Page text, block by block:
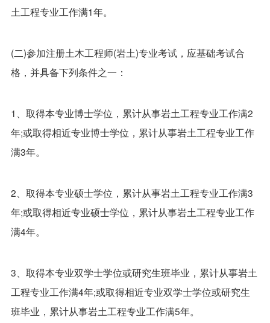
土工程专业工作满1年。
(二)参加注册土木工程师(岩土)专业考试，应基础考试合
格，并具备下列条件之一：
1、取得本专业博士学位，累计从事岩土工程专业工作满2
年;或取得相近专业博士学位，累计从事岩土工程专业工作
满3年。
2、取得本专业硕士学位，累计从事岩土工程专业工作满3
年;或取得相近专业硕士学位，累计从事岩土工程专业工作
满4年。
3、取得本专业双学士学位或研究生班毕业，累计从事岩土
工程专业工作满4年;或取得相近专业双学士学位或研究生
班毕业，累计从事岩土工程专业工作满5年。